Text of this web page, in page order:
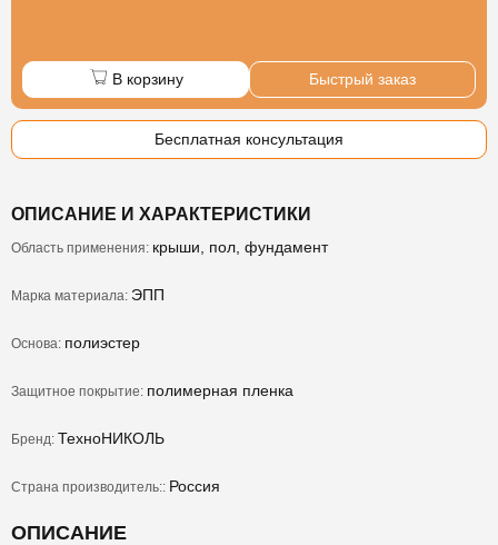
В корзину Быстрый заказ
Бесплатная консультация
ОПИСАНИЕ И ХАРАКТЕРИСТИКИ
Область применения: крыши, пол, фундамент
Марка материала: ЭПП
Основа: полиэстер
Защитное покрытие: полимерная пленка
Бренд: ТехноНИКОЛЬ
Страна производитель:: Россия
ОПИСАНИЕ